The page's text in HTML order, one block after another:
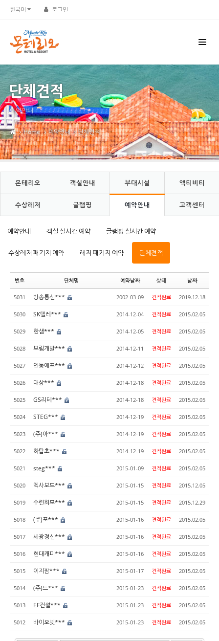
한국어 로그인
단체견적
예약안내
Home 예약안내 단체견적
몬테리오 객실안내 부대시설 액티비티
수상레저 글램핑 예약안내 고객센터
예약안내 객실 실시간 예약 글램핑 실시간 예약
수상레저 패키지 예약 레저 패키지 예약 단체견적
번호 단체명 예약날짜 상태 날짜
5031 방송통신*** 2002-03-09 견적완료 2019.12.18
5030 SK텔레*** 2014-12-04 견적완료 2015.02.05
5029 한샘*** 2014-12-05 견적완료 2015.02.05
5028 보림개발*** 2014-12-11 견적완료 2015.02.05
5027 인동에프*** 2014-12-12 견적완료 2015.02.05
5026 대상*** 2014-12-18 견적완료 2015.02.05
5025 GS리테*** 2014-12-18 견적완료 2015.02.05
5024 STEG*** 2014-12-19 견적완료 2015.02.05
5023 (주)아*** 2014-12-19 견적완료 2015.02.05
5022 하탑초*** 2014-12-19 견적완료 2015.02.05
5021 steg*** 2015-01-09 견적완료 2015.02.05
5020 엑사보드*** 2015-01-15 견적완료 2015.12.05
5019 수련회모*** 2015-01-15 견적완료 2015.12.29
5018 (주)포*** 2015-01-16 견적완료 2015.02.05
5017 세광정신*** 2015-01-16 견적완료 2015.02.05
5016 현대캐피*** 2015-01-16 견적완료 2015.02.05
5015 이지팜*** 2015-01-17 견적완료 2015.02.05
5014 (주)트*** 2015-01-23 견적완료 2015.02.05
5013 EF컨설*** 2015-01-23 견적완료 2015.02.05
5012 바이오넷*** 2015-01-23 견적완료 2015.02.05
Sketchbook5, 스케치북5